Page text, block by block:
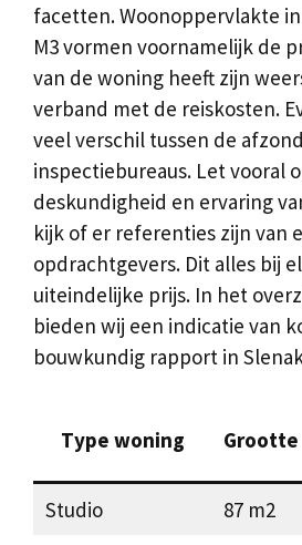
facetten. Woonoppervlakte
M3 vormen voornamelijk de
van de woning heeft zijn
verband met de reiskosten.
veel verschil tussen de
inspectiebureaus. Let vooral
deskundigheid en ervaring
kijk of er referenties zijn van
opdrachtgevers. Dit alles bij
uiteindelijke prijs. In het
bieden wij een indicatie van
bouwkundig rapport in
Type woning Grootte
Studio 87 m2